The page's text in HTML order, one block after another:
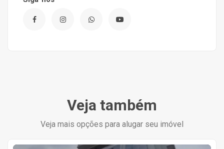
Veja também
Veja mais opções para alugar seu imóvel